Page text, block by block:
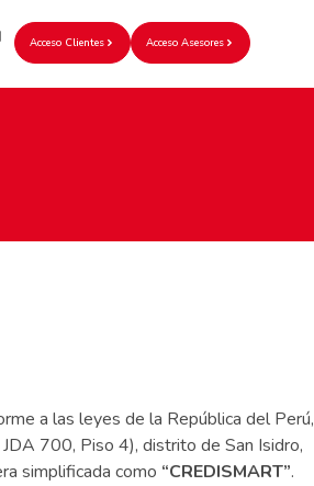
Acceso Clientes Acceso Asesores
a las leyes de la República del Perú,
700, Piso 4), distrito de San Isidro,
simplificada como “CREDISMART”.